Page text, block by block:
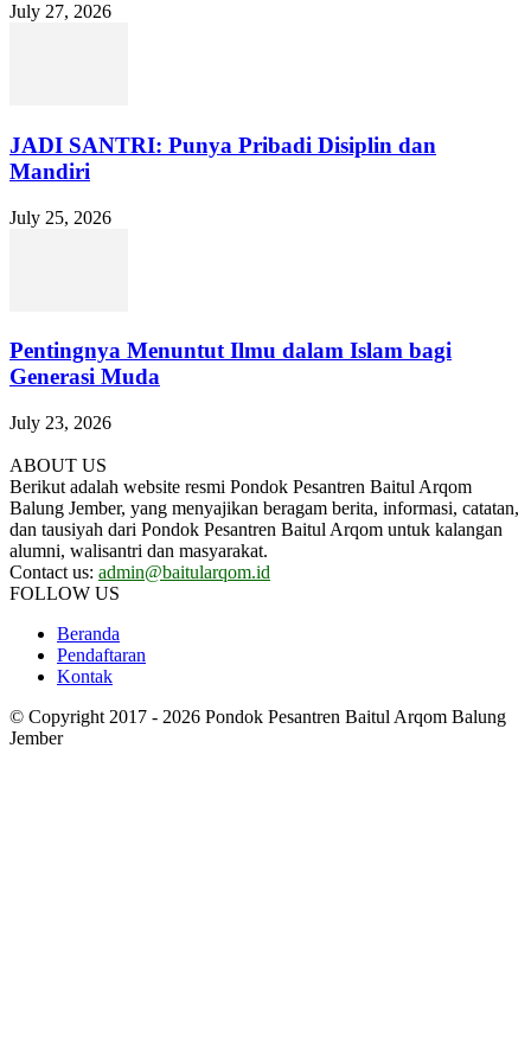
July 27, 2026
JADI SANTRI: Punya Pribadi Disiplin dan
Mandiri
July 25, 2026
Pentingnya Menuntut Ilmu dalam Islam bagi
Generasi Muda
July 23, 2026
ABOUT US
Berikut adalah website resmi Pondok Pesantren Baitul Arqom
Balung Jember, yang menyajikan beragam berita, informasi, catatan,
dan tausiyah dari Pondok Pesantren Baitul Arqom untuk kalangan
alumni, walisantri dan masyarakat.
Contact us: admin@baitularqom.id
FOLLOW US
Beranda
Pendaftaran
Kontak
© Copyright 2017 - 2026 Pondok Pesantren Baitul Arqom Balung
Jember